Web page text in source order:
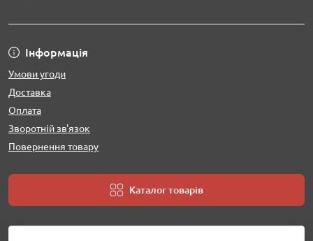
Інформація
Умови угоди
Доставка
Оплата
Зворотній зв'язок
Повернення товару
Каталог товарів